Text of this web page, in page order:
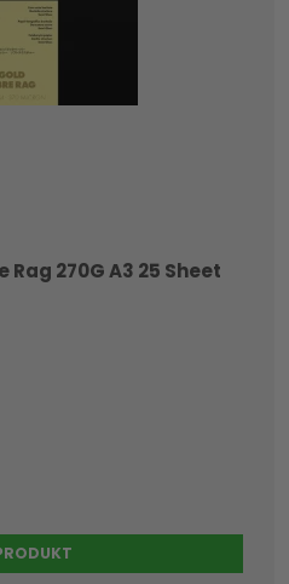
270G A3 25 Sheet